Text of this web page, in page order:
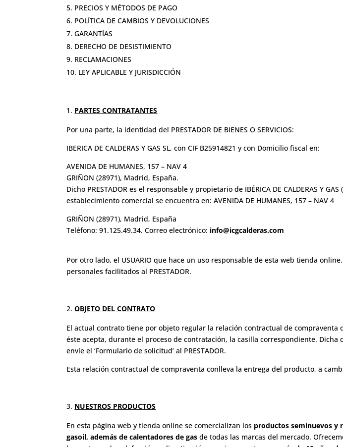
PRECIOS Y MÉTODOS DE PAGO
POLÍTICA DE CAMBIOS Y DEVOLUCIONES
GARANTÍAS
DERECHO DE DESISTIMIENTO
RECLAMACIONES
LEY APLICABLE Y JURISDICCIÓN
PARTES CONTRATANTES
Por una parte, la identidad del PRESTADOR DE BIENES O SERVICIOS:
IBERICA DE CALDERAS Y GAS SL, con CIF B25914821 y con Domicilio fiscal en:
AVENIDA DE HUMANES, 157 – NAV 4
GRIÑON (28971), Madrid, España.
Dicho PRESTADOR es el responsable y propietario de IBÉRICA DE CALDERAS Y
establecimiento comercial se encuentra en: AVENIDA DE HUMANES, 157 – NAV 4
GRIÑON (28971), Madrid, España
Teléfono: 91.125.49.34. Correo electrónico: info@icgcalderas.com
Por otro lado, el USUARIO que hace un uso responsable de esta web tienda
personales facilitados al PRESTADOR.
OBJETO DEL CONTRATO
El actual contrato tiene por objeto regular la relación contractual de compraventa
éste acepta, durante el proceso de contratación, la casilla correspondiente.
envíe el ‘Formulario de solicitud’ al PRESTADOR.
Esta relación contractual de compraventa conlleva la entrega del producto, a
NUESTROS PRODUCTOS
En esta página web y tienda online se comercializan los productos seminuevos y
gasoil, además de calentadores de gasde todas las marcas del mercado.